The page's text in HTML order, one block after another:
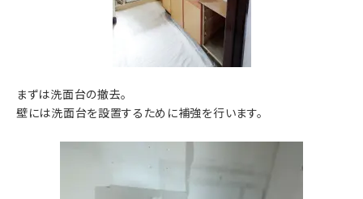
まずは洗面台の撤去。
壁には洗面台を設置するために補強を行います。